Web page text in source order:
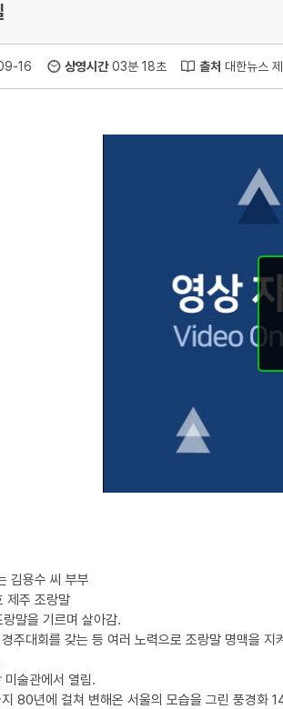
16 상영시간03분 18초 출처 대한뉴스
김용수 씨 부부
제주 조랑말
말을 기르며 살아감.
주대회를 갖는 등 여러 노력으로 조랑말 명맥을 지
술관에서 열림.
80년에 걸쳐 변해온 서울의 모습을 그린 풍경화